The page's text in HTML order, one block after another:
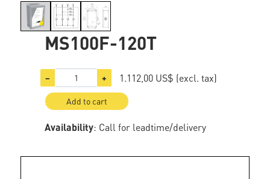
MS100F-120T
− + 1.112,00 US$ (excl. tax)
Add to cart
Availability: Call for leadtime/delivery